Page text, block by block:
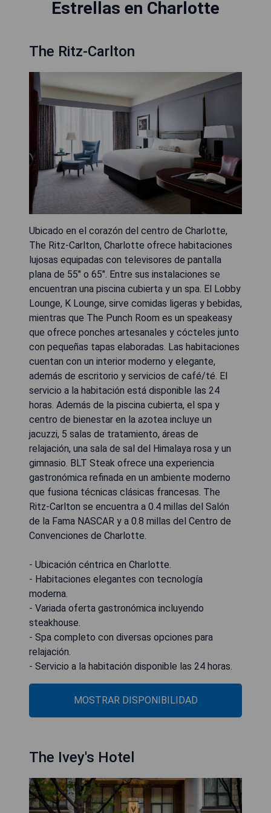
Estrellas en Charlotte
The Ritz-Carlton
Ubicado en el corazón del centro de Charlotte,
The Ritz-Carlton, Charlotte ofrece habitaciones
lujosas equipadas con televisores de pantalla
plana de 55" o 65". Entre sus instalaciones se
encuentran una piscina cubierta y un spa. El Lobby
Lounge, K Lounge, sirve comidas ligeras y bebidas,
mientras que The Punch Room es un speakeasy
que ofrece ponches artesanales y cócteles junto
con pequeñas tapas elaboradas. Las habitaciones
cuentan con un interior moderno y elegante,
además de escritorio y servicios de café/té. El
servicio a la habitación está disponible las 24
horas. Además de la piscina cubierta, el spa y
centro de bienestar en la azotea incluye un
jacuzzi, 5 salas de tratamiento, áreas de
relajación, una sala de sal del Himalaya rosa y un
gimnasio. BLT Steak ofrece una experiencia
gastronómica refinada en un ambiente moderno
que fusiona técnicas clásicas francesas. The
Ritz-Carlton se encuentra a 0.4 millas del Salón
de la Fama NASCAR y a 0.8 millas del Centro de
Convenciones de Charlotte.
- Ubicación céntrica en Charlotte.
- Habitaciones elegantes con tecnología
moderna.
- Variada oferta gastronómica incluyendo
steakhouse.
- Spa completo con diversas opciones para
relajación.
- Servicio a la habitación disponible las 24 horas.
MOSTRAR DISPONIBILIDAD
The Ivey's Hotel